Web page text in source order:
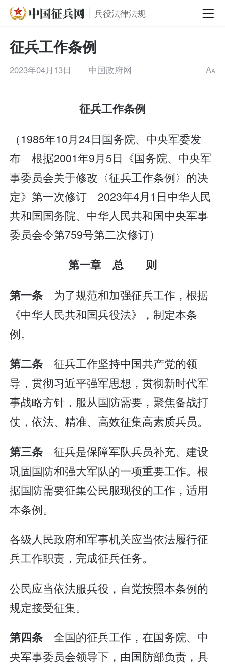
兵役法律法规
征兵工作条例
2023年04月13日 中国政府网 AA
征兵工作条例
（1985年10月24日国务院、中央军委发
布 根据2001年9月5日《国务院、中央军
事委员会关于修改〈征兵工作条例〉的决
定》第一次修订 2023年4月1日中华人民
共和国国务院、中华人民共和国中央军事
委员会令第759号第二次修订）
第一章 总 则
第一条 为了规范和加强征兵工作，根据
《中华人民共和国兵役法》，制定本条
例。
第二条 征兵工作坚持中国共产党的领
导，贯彻习近平强军思想，贯彻新时代军
事战略方针，服从国防需要，聚焦备战打
仗，依法、精准、高效征集高素质兵员。
第三条 征兵是保障军队兵员补充、建设
巩固国防和强大军队的一项重要工作。根
据国防需要征集公民服现役的工作，适用
本条例。
各级人民政府和军事机关应当依法履行征
兵工作职责，完成征兵任务。
公民应当依法服兵役，自觉按照本条例的
规定接受征集。
第四条 全国的征兵工作，在国务院、中
央军事委员会领导下，由国防部负责，具